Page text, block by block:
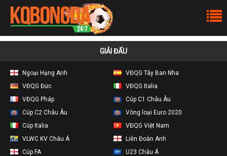
GIẢI ĐẤU
Ngoại Hạng Anh
VĐQG Tây Ban Nha
VĐQG Đức
VĐQG Italia
VĐQG Pháp
Cúp C1 Châu Âu
Cúp C2 Châu Âu
Vòng loại Euro 2020
Cúp Italia
VĐQG Việt Nam
VLWC KV Châu Á
Liên Đoàn Anh
Cúp FA
U23 Châu Á